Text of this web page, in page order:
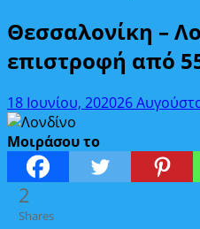
Θεσσαλονίκη –
επιστροφή από
18 Ιουνίου, 202026
Μοιράσου το
2
Shares